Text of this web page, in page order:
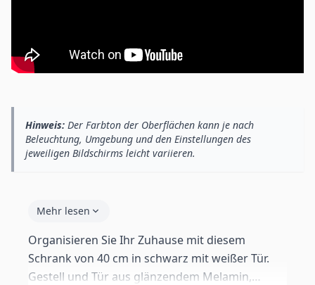
Hinweis: Der Farbton der Oberflächen kann je nach
Beleuchtung, Umgebung und den Einstellungen des
jeweiligen Bildschirms leicht variieren.
Mehr lesen
Organisieren Sie Ihr Zuhause mit diesem
Schrank von 40 cm in schwarz mit weißer Tür.
Gestell und Tür aus glänzendem Melamin,